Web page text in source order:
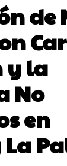
de
y la
No
en
La